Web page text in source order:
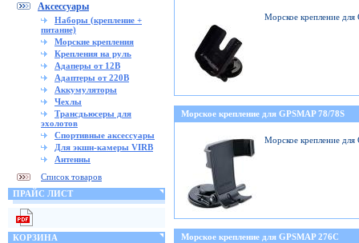
Аксессуары
Наборы (крепление +
питание)
Морские крепления
Крепления на руль
Адаперы от 12В
Адаптеры от 220В
Аккумуляторы
Чехлы
Трансдьюсеры для
эхолотов
Спортивные аксессуары
Для экшн-камеры VIRB
Антенны
Список товаров
ПРАЙС ЛИСТ
КОРЗИНА
Морское крепление
Морское крепление для GPSMAP 78/78S
Морское крепление
Морское крепление для GPSMAP 276C